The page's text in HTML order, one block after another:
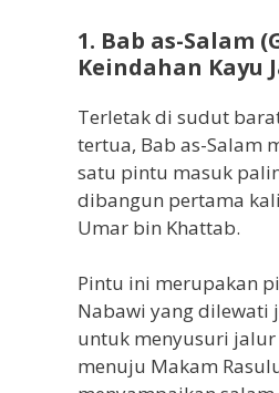
1. Bab as-Salam
Keindahan Kayu
Terletak di sudut
tertua, Bab as-Salam
satu pintu masuk
dibangun pertama
Umar bin Khattab.
Pintu ini merupakan
Nabawi yang dilewati
untuk menyusuri
menuju Makam